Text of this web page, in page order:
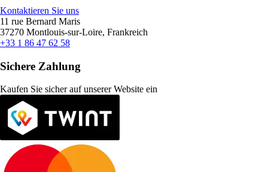
Kontaktieren Sie uns
11 rue Bernard Maris
37270 Montlouis-sur-Loire, Frankreich
+33 1 86 47 62 58
Sichere Zahlung
Kaufen Sie sicher auf unserer Website ein